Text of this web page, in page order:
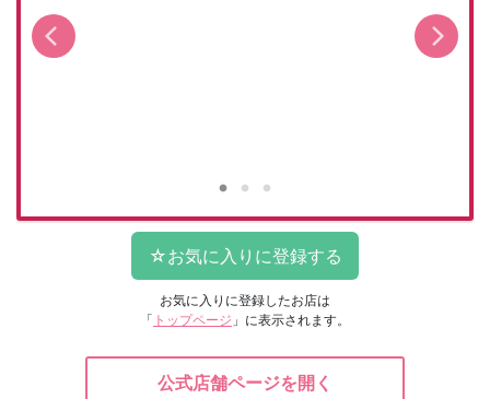
お気に入りに登録したお店は
「 トップページ 」に表示されます。
公式店舗ページを開く